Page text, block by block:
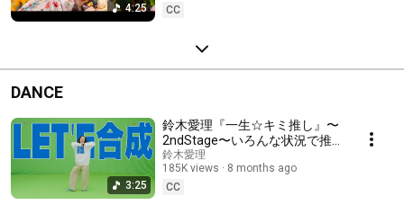
4:25
CC
DANCE
3:25
鈴木愛理『一生☆キミ推し』〜
2ndStage〜いろんな状況で推
しを踊らせろVer.
鈴木愛理
185K views
8 months ago
CC